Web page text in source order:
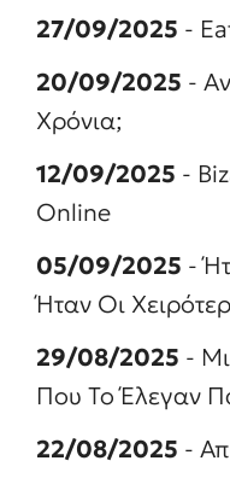
27/09/2025 -
20/09/2025 -
Χρόνια;
12/09/2025 -
Online
05/09/2025 -
Ήταν Οι
29/08/2025 -
Που Το Έλεγαν
22/08/2025 -